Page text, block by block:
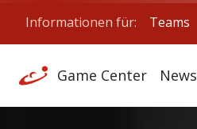
Informationen für: Teams
Game Center News